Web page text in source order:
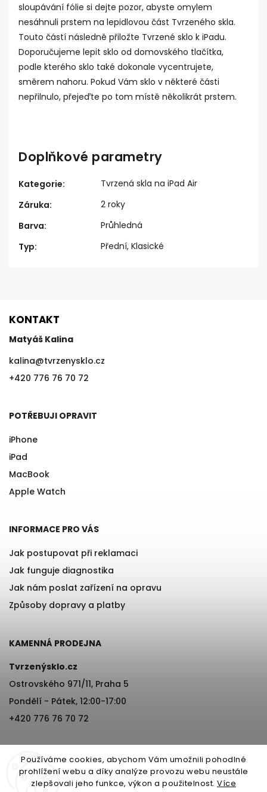
Používáme cookies, abychom Vám umožnili pohodlné
prohlížení webu a díky analýze provozu webu neustále
zlepšovali jeho funkce, výkon a použitelnost. Více
sloupávání fólie si dejte pozor, abyste omylem
nesáhnuli prstem na lepidlovou část Tvrzeného skla.
Touto částí následně přiložte Tvrzené sklo k iPadu.
Doporučujeme lepit sklo od domovského tlačítka,
podle kterého sklo také dokonale vycentrujete,
směrem nahoru. Pokud Vám sklo v některé části
nepřilnulo, přejeďte po tom místě několikrát prstem.
Doplňkové parametry
Kategorie:
Tvrzená skla na iPad Air
Záruka:
2 roky
Barva:
Průhledná
Typ: Přední, Klasické
KONTAKT
Matyáš Kalina
kalina@tvrzenysklo.cz
+420 776 76 70 72
POTŘEBUJI OPRAVIT
iPhone
iPad
MacBook
Apple Watch
INFORMACE PRO VÁS
Jak postupovat při reklamaci
Jak funguje diagnostika
Jak nám poslat zařízení na opravu
Způsoby dopravy a platby
KAMENNÁ PRODEJNA
Tvrzenýsklo.cz
Ostrovského 971/11, Praha 5
Pondělí - Pátek, 12:00-17:00
+420 776 76 70 72